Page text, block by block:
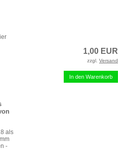
1,00 EUR
zzgl. Versand
In den Warenkorb
als
-